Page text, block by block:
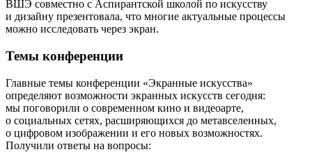
ВШЭ совместно с Аспирантской школой по искусству
и дизайну презентовала, что многие актуальные процессы
можно исследовать через экран.
Темы конференции
Главные темы конференции «Экранные искусства»
определяют возможности экранных искусств сегодня:
мы поговорили о современном кино и видеоарте,
о социальных сетях, расширяющихся до метавселенных,
о цифровом изображении и его новых возможностях.
Получили ответы на вопросы: